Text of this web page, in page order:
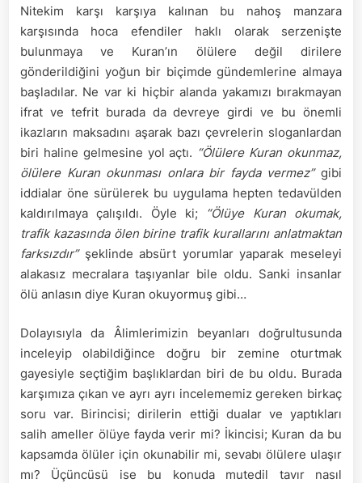
Nitekim karşı karşıya kalınan bu nahoş manzara
karşısında hoca efendiler haklı olarak serzenişte
bulunmaya ve Kuran’ın ölülere değil dirilere
gönderildiğini yoğun bir biçimde gündemlerine almaya
başladılar. Ne var ki hiçbir alanda yakamızı bırakmayan
ifrat ve tefrit burada da devreye girdi ve bu önemli
ikazların maksadını aşarak bazı çevrelerin sloganlardan
biri haline gelmesine yol açtı. “Ölülere Kuran okunmaz,
ölülere Kuran okunması onlara bir fayda vermez”gibi
iddialar öne sürülerek bu uygulama hepten tedavülden
kaldırılmaya çalışıldı. Öyle ki; “Ölüye Kuran okumak,
trafik kazasında ölen birine trafik kurallarını anlatmaktan
farksızdır”şeklinde absürt yorumlar yaparak meseleyi
alakasız mecralara taşıyanlar bile oldu. Sanki insanlar
ölü anlasın diye Kuran okuyormuş gibi…
Dolayısıyla da Âlimlerimizin beyanları doğrultusunda
inceleyip olabildiğince doğru bir zemine oturtmak
gayesiyle seçtiğim başlıklardan biri de bu oldu. Burada
karşımıza çıkan ve ayrı ayrı incelememiz gereken birkaç
soru var. Birincisi; dirilerin ettiği dualar ve yaptıkları
salih ameller ölüye fayda verir mi? İkincisi; Kuran da bu
kapsamda ölüler için okunabilir mi, sevabı ölülere ulaşır
mı? Üçüncüsü ise bu konuda mutedil tavır nasıl